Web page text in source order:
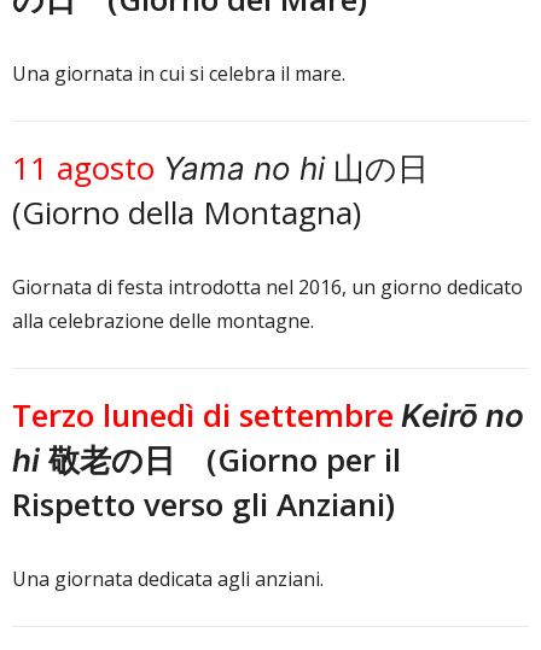
Una giornata in cui si celebra il mare.
11 agosto Yama no hi山の日
(Giorno della Montagna)
Giornata di festa introdotta nel 2016, un giorno dedicato
alla celebrazione delle montagne.
Terzo lunedì di settembre Keirō no
hi 敬老の日 (Giorno per il
Rispetto verso gli Anziani)
Una giornata dedicata agli anziani.